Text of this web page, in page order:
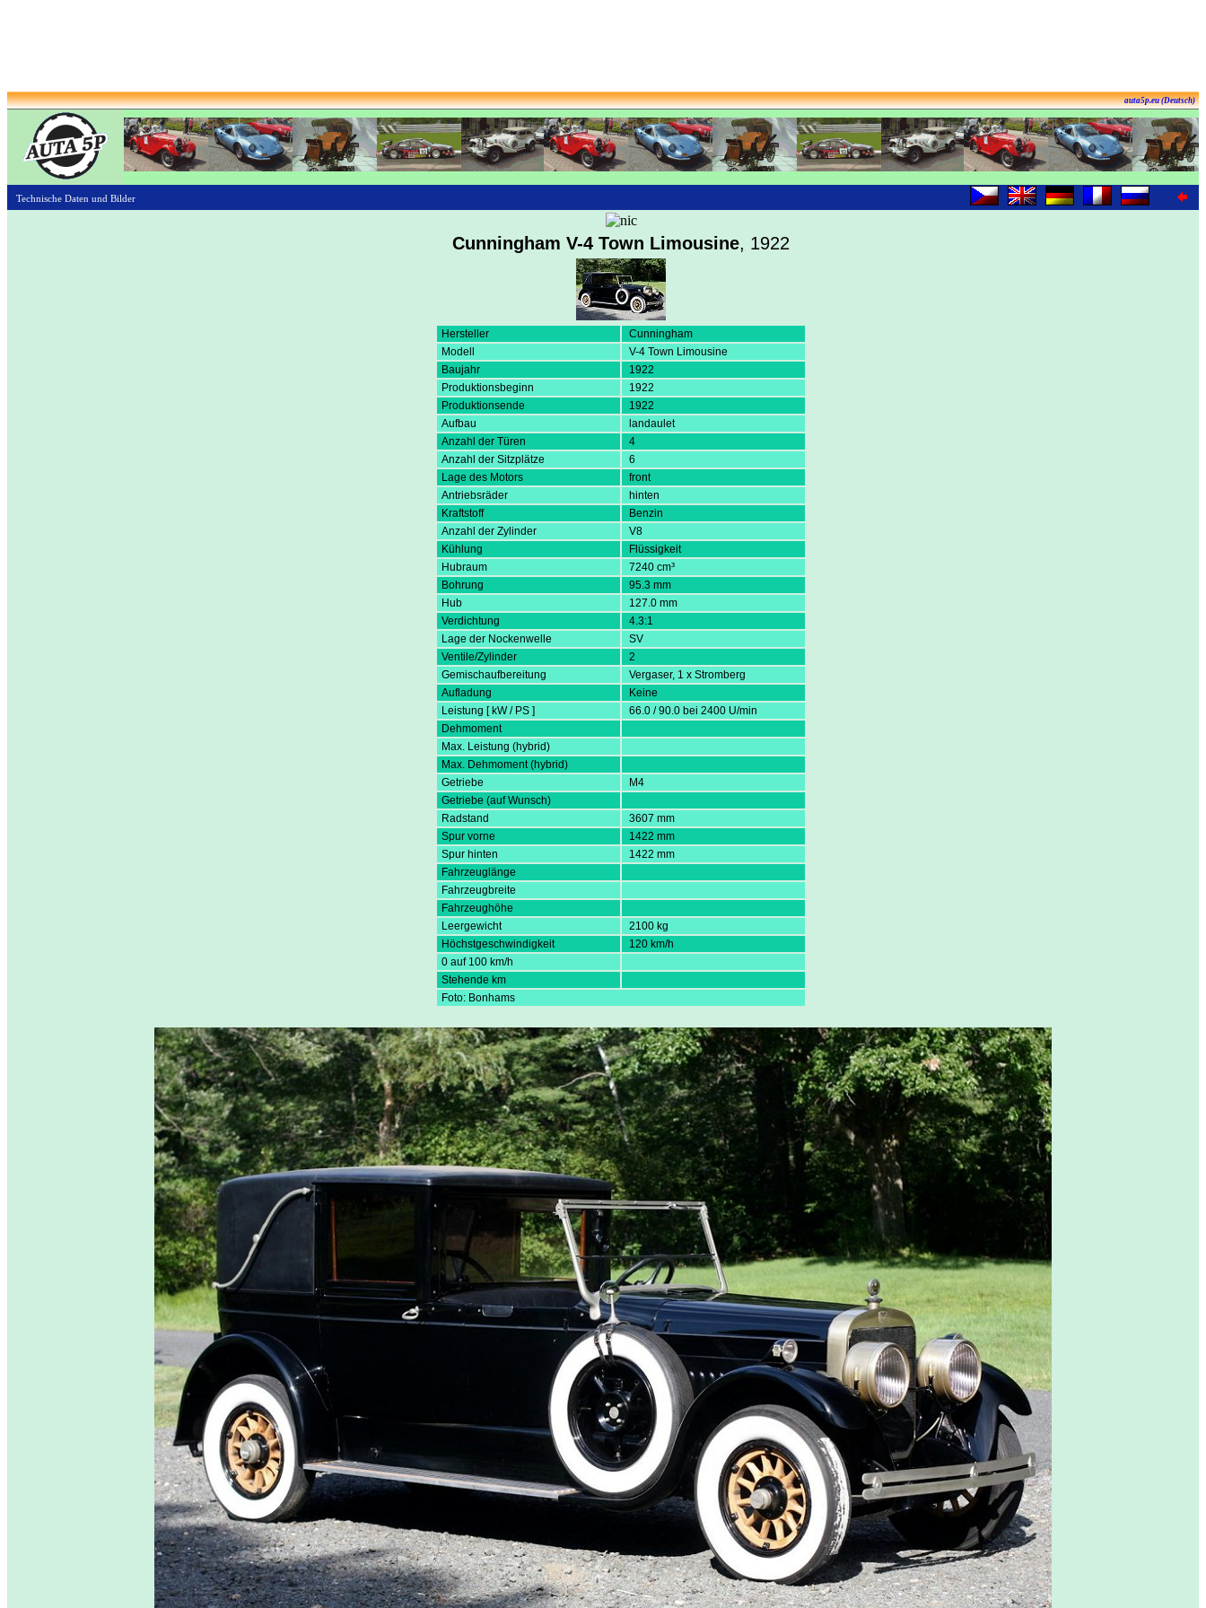
auta5p.eu (Deutsch)
Technische Daten und Bilder
Cunningham V-4 Town Limousine, 1922
Hersteller
Cunningham
Modell
V-4 Town Limousine
Baujahr
1922
Produktionsbeginn
1922
Produktionsende
1922
Aufbau
landaulet
Anzahl der Türen
4
Anzahl der Sitzplätze
6
Lage des Motors
front
Antriebsräder
hinten
Kraftstoff
Benzin
Anzahl der Zylinder
V8
Kühlung
Flüssigkeit
Hubraum
7240 cm³
Bohrung
95.3 mm
Hub
127.0 mm
Verdichtung
4.3:1
Lage der Nockenwelle
SV
Ventile/Zylinder
2
Gemischaufbereitung
Vergaser, 1 x Stromberg
Aufladung
Keine
Leistung [ kW / PS ]
66.0 / 90.0 bei 2400 U/min
Dehmoment
Max. Leistung (hybrid)
Max. Dehmoment (hybrid)
Getriebe
M4
Getriebe (auf Wunsch)
Radstand
3607 mm
Spur vorne
1422 mm
Spur hinten
1422 mm
Fahrzeuglänge
Fahrzeugbreite
Fahrzeughöhe
Leergewicht
2100 kg
Höchstgeschwindigkeit
120 km/h
0 auf 100 km/h
Stehende km
Foto: Bonhams